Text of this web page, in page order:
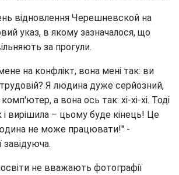
відновлення Черешневской на
указ, в якому зазначалося, що
за прогули.
на конфлікт, вона мені так: ви
Я людина дуже серйозний,
а вона ось так: хі-хі-хі. Тоді
і вирішила – цьому буде кінець! Це
не може працювати!" -
завідуюча.
не вважають фотографії